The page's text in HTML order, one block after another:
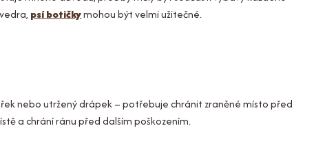
psí botičkymohou být velmi užitečné.
nebo utržený drápek – potřebuje chránit zraněné místo před
a chrání ránu před dalším poškozením.